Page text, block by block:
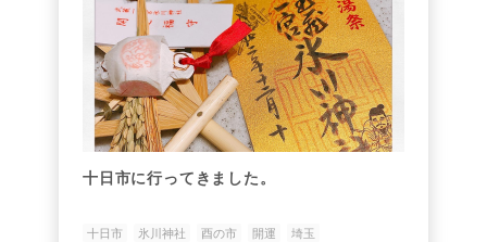
十日市に行ってきました。
十日市 氷川神社 酉の市 開運 埼玉